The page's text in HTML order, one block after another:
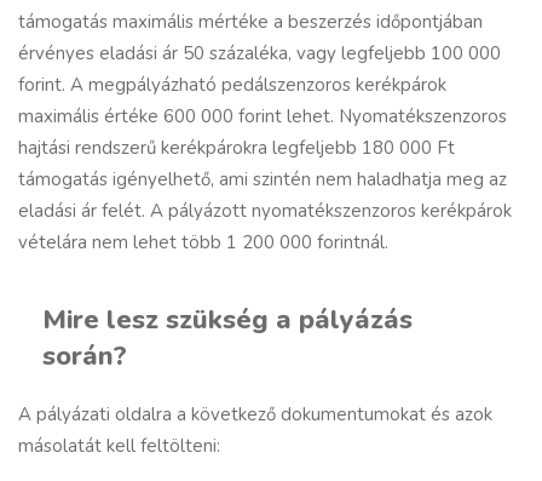
támogatás maximális mértéke a beszerzés időpontjában
érvényes eladási ár 50 százaléka, vagy legfeljebb 100 000
forint. A megpályázható pedálszenzoros kerékpárok
maximális értéke 600 000 forint lehet. Nyomatékszenzoros
hajtási rendszerű kerékpárokra legfeljebb 180 000 Ft
támogatás igényelhető, ami szintén nem haladhatja meg az
eladási ár felét. A pályázott nyomatékszenzoros kerékpárok
vételára nem lehet több 1 200 000 forintnál.
Mire lesz szükség a pályázás
során?
A pályázati oldalra a következő dokumentumokat és azok
másolatát kell feltölteni: